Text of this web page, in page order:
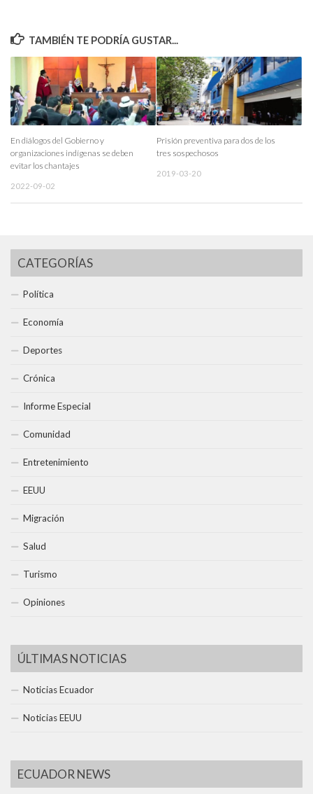
TAMBIÉN TE PODRÍA GUSTAR...
En diálogos del Gobierno y
organizaciones indígenas se deben
evitar los chantajes
2022-09-02
Prisión preventiva para dos de los
tres sospechosos
2019-03-20
CATEGORÍAS
Política
Economía
Deportes
Crónica
Informe Especial
Comunidad
Entretenimiento
EEUU
Migración
Salud
Turismo
Opiniones
ÚLTIMAS NOTICIAS
Noticias Ecuador
Noticias EEUU
ECUADOR NEWS